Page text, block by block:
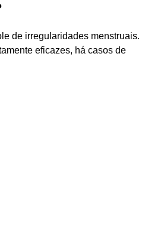
de irregularidades menstruais.
eficazes, há casos de